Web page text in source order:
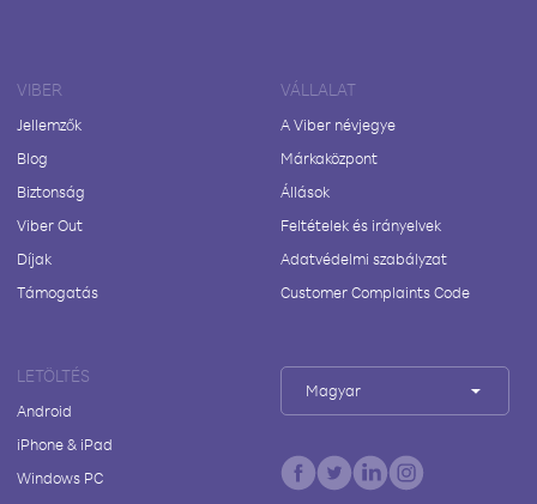
VIBER
Jellemzők
Blog
Biztonság
Viber Out
Díjak
Támogatás
VÁLLALAT
A Viber névjegye
Márkaközpont
Állások
Feltételek és irányelvek
Adatvédelmi szabályzat
Customer Complaints Code
LETÖLTÉS
Android
iPhone & iPad
Windows PC
Magyar